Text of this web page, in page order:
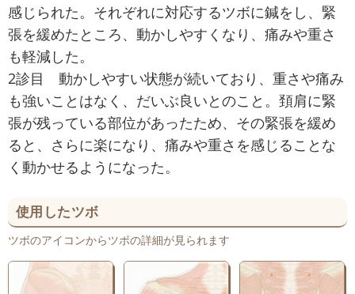
感じられた。それぞれに対応するツボに鍼をし、緊
張を緩めたところ、動かしやすくなり、痛みや重さ
も軽減した。
2診目 動かしやすい状態が続いており、重さや痛み
も強いことはなく、だいぶ良いとのこと。頚肩に緊
張が残っている部位があったため、その緊張を緩め
ると、さらに楽になり、痛みや重さを感じることな
く動かせるようになった。
使用したツボ
ツボのアイコンからツボの詳細が見られます